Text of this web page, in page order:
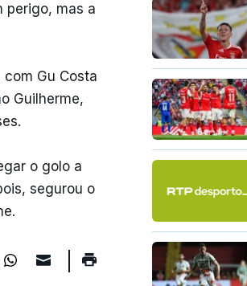
perigo, mas a
Gu Costa
Guilherme,
o golo a
segurou o